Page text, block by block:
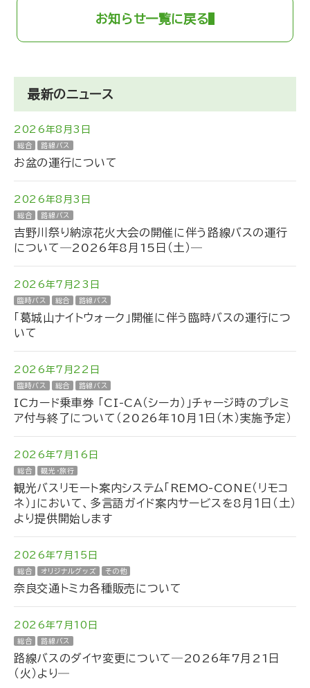
お知らせ一覧に戻る
最新のニュース
2026年8月3日
総合 路線バス
お盆の運行について
2026年8月3日
総合 路線バス
吉野川祭り納涼花火大会の開催に伴う路線バスの運行
について―2026年8月15日（土）―
2026年7月23日
臨時バス 総合 路線バス
「葛城山ナイトウォーク」開催に伴う臨時バスの運行につ
いて
2026年7月22日
臨時バス 総合 路線バス
ICカード乗車券 「CI-CA（シーカ）」チャージ時のプレミ
ア付与終了について（2026年10月1日（木）実施予定）
2026年7月16日
総合 観光・旅行
観光バスリモート案内システム「REMO-CONE（リモコ
ネ）」において、多言語ガイド案内サービスを8月１日（土）
より提供開始します
2026年7月15日
総合 オリジナルグッズ その他
奈良交通トミカ各種販売について
2026年7月10日
総合 路線バス
路線バスのダイヤ変更について―2026年7月21日
（火）より―